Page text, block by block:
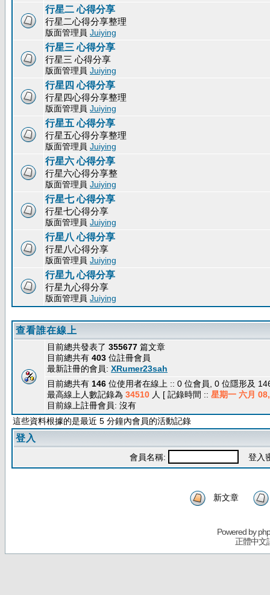
行星二 心得分享
行星二心得分享整理
版面管理員 Juiying
行星三 心得分享
行星三 心得分享
版面管理員 Juiying
行星四 心得分享
行星四心得分享整理
版面管理員 Juiying
行星五 心得分享
行星五心得分享整理
版面管理員 Juiying
行星六 心得分享
行星六心得分享整
版面管理員 Juiying
行星七 心得分享
行星七心得分享
版面管理員 Juiying
行星八 心得分享
行星八心得分享
版面管理員 Juiying
行星九 心得分享
行星九心得分享
版面管理員 Juiying
查看誰在線上
目前總共發表了 355677 篇文章
目前總共有 403 位註冊會員
最新註冊的會員: XRumer23sah
目前總共有 146 位使用者在線上 :: 0 位會員, 0 位隱形及
最高線上人數記錄為 34510 人 [ 記錄時間 :: 星期一 六月
目前線上註冊會員: 沒有
這些資料根據的是最近 5 分鐘內會員的活動記錄
登入
會員名稱: 登入
新文章
Powered by
正體中文